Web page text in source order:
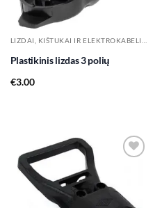
Plastikinis lizdas 3 polių
€3.00